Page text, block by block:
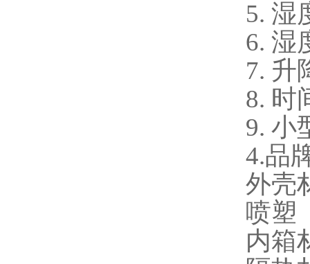
5. 湿
6. 湿
7. 升
8. 时
9. 小
4.品
外壳
喷塑
内箱